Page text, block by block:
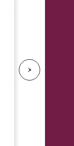
N
e
s
t
e
s
i
d
e